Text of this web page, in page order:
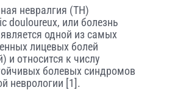
невралгия (ТН)
douloureux, или болезнь
одной из самых
лицевых болей
и относится к числу
болевых синдромов
неврологии [1].